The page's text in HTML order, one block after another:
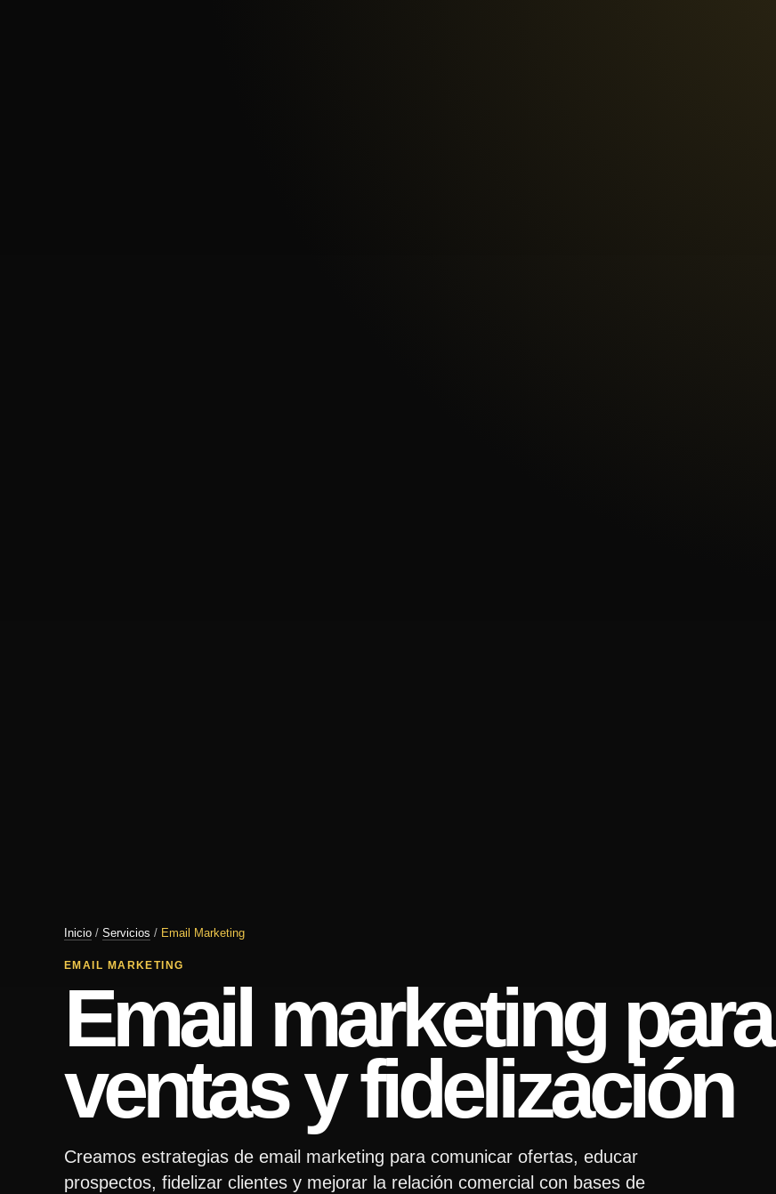
Inicio / Servicios / Email Marketing
EMAIL MARKETING
Email marketing para
ventas y fidelización
Creamos estrategias de email marketing para comunicar ofertas, educar
prospectos, fidelizar clientes y mejorar la relación comercial con bases de